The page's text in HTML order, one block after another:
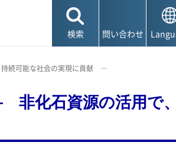
検索 問い合わせ
続可能な社会の実現に貢献 ―
化石資源の活用で